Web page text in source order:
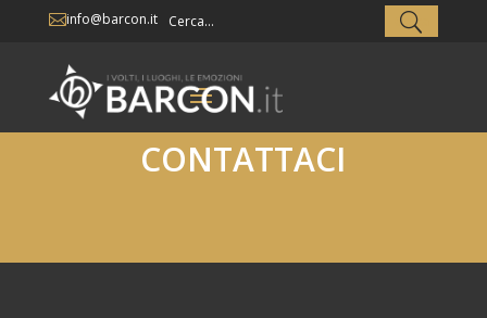
info@barcon.it
CONTATTACI